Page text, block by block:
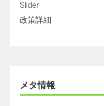
Slider
政策詳細
メタ情報